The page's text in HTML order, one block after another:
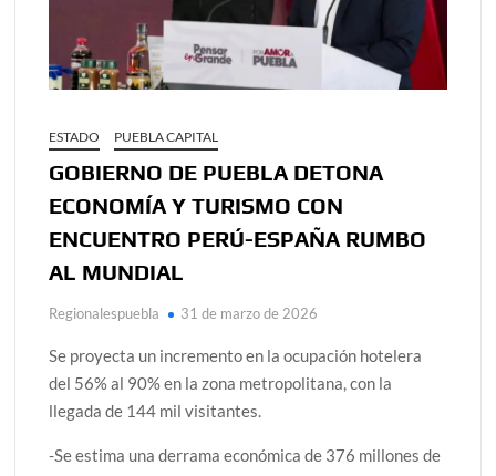
ESTADO PUEBLA CAPITAL
GOBIERNO DE PUEBLA DETONA
ECONOMÍA Y TURISMO CON
ENCUENTRO PERÚ-ESPAÑA RUMBO
AL MUNDIAL
Regionalespuebla 31 de marzo de 2026
Se proyecta un incremento en la ocupación hotelera
del 56% al 90% en la zona metropolitana, con la
llegada de 144 mil visitantes.
-Se estima una derrama económica de 376 millones de